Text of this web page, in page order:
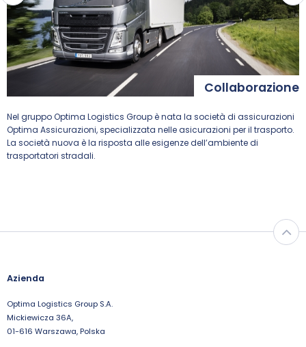
Collaborazione
Nel gruppo Optima Logistics Group è nata la società di assicurazioni
Optima Assicurazioni, specializzata nelle asicurazioni per il trasporto.
La società nuova è la risposta alle esigenze dell’ambiente di
trasportatori stradali.
Azienda
Optima Logistics Group S.A.
Mickiewicza 36A,
01-616 Warszawa, Polska